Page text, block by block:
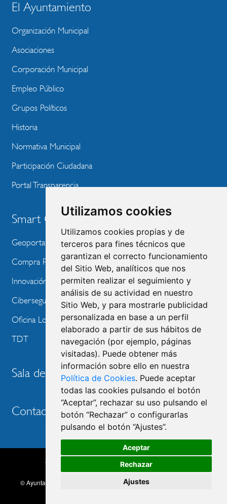
Utilizamos cookies
Utilizamos cookies propias y de
terceros para fines técnicos que
garantizan el correcto funcionamiento
del Sitio Web, analíticos que nos
permiten realizar el seguimiento y
análisis de su actividad en nuestro
Sitio Web, y para mostrarle publicidad
personalizada en base a un perfil
elaborado a partir de sus hábitos de
navegación (por ejemplo, páginas
visitadas). Puede obtener más
información sobre ello en nuestra
Política de Cookies. Puede aceptar
todas las cookies pulsando el botón
“Aceptar”, rechazar su uso pulsando el
botón “Rechazar” o configurarlas
pulsando el botón “Ajustes”.
Aceptar
Rechazar
Ajustes
BLOQUE
MENU
WEBSITE
El Ayuntamiento
Organización Municipal
Asociaciones
Corporación Municipal
Empleo Público
Grupos Políticos
Historia
Normativa Municipal
Participación Ciudadana
Portal Transparencia
Smart City
Geoportal
Compra Pública de Innovación
Innovación Tecnológica
Ciberseguridad
Oficina Local de Ayudas Públicas
TDT
Sala de prensa
Contacto
FOOTER
Accesibilidad Aviso legal
Política de privacidad
Política de cookies
© Ayuntamiento de Las Rozas de Madrid, 2026. Todos los derechos